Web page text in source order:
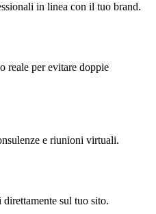
in linea con il tuo brand.
reale per evitare doppie
e riunioni virtuali.
sul tuo sito.